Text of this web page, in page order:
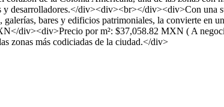
desarrolladores.</div><div><br></div><div>Con una
bares y edificios patrimoniales, la convierte en
div><div>Precio por m²: $37,058.82 MXN ( A
zonas más codiciadas de la ciudad.</div>